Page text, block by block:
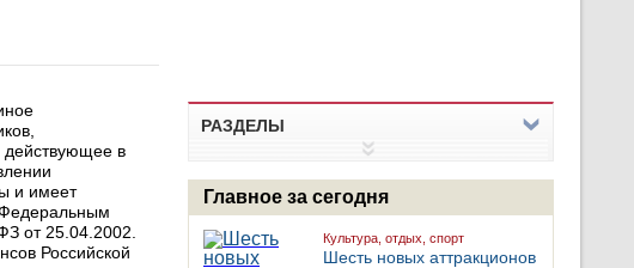
РАЗДЕЛЫ
Главное за сегодня
Культура, отдых, спорт
Шесть новых аттракционов
действующее в
и имеет
Федеральным
от 25.04.2002.
Российской